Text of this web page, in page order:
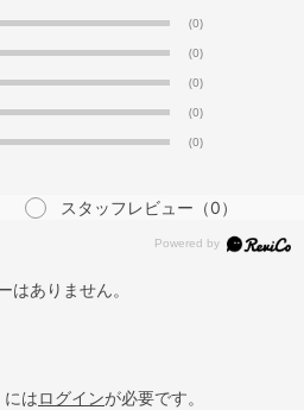
(0)
(0)
(0)
(0)
(0)
スタッフレビュー （0）
はありません。
はログインが必要です。